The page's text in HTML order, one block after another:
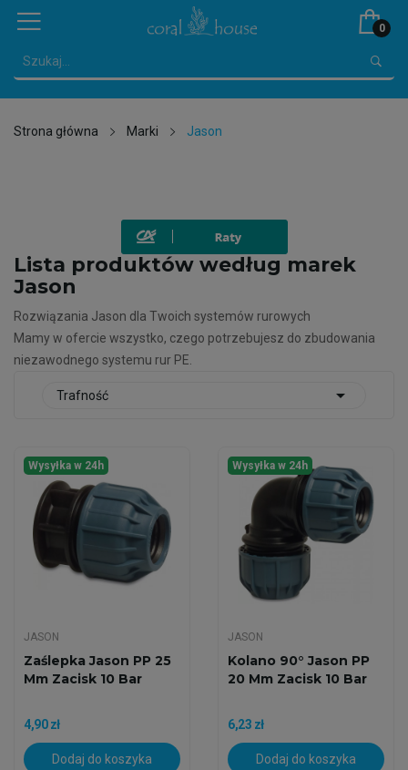
0
Strona główna Marki Jason
Lista produktów według marek
Jason
Rozwiązania Jason dla Twoich systemów rurowych
Mamy w ofercie wszystko, czego potrzebujesz do zbudowania
niezawodnego systemu rur PE.
Trafność 
Wysyłka w 24h
JASON
Zaślepka Jason PP 25
Mm Zacisk 10 Bar
4,90 zł
Dodaj do koszyka
Wysyłka w 24h
JASON
Kolano 90° Jason PP
20 Mm Zacisk 10 Bar
6,23 zł
Dodaj do koszyka